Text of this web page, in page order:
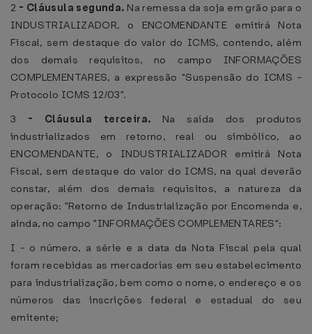
2 - Cláusula segunda. Na remessa da soja em grão para o
INDUSTRIALIZADOR, o ENCOMENDANTE emitirá Nota
Fiscal, sem destaque do valor do ICMS, contendo, além
dos demais requisitos, no campo INFORMAÇÕES
COMPLEMENTARES, a expressão "Suspensão do ICMS -
Protocolo ICMS 12/03".
3 - Cláusula terceira. Na saída dos produtos
industrializados em retorno, real ou simbólico, ao
ENCOMENDANTE, o INDUSTRIALIZADOR emitirá Nota
Fiscal, sem destaque do valor do ICMS, na qual deverão
constar, além dos demais requisitos, a natureza da
operação: "Retorno de Industrialização por Encomenda e,
ainda, no campo "INFORMAÇÕES COMPLEMENTARES":
I - o número, a série e a data da Nota Fiscal pela qual
foram recebidas as mercadorias em seu estabelecimento
para industrialização, bem como o nome, o endereço e os
números das inscrições federal e estadual do seu
emitente;